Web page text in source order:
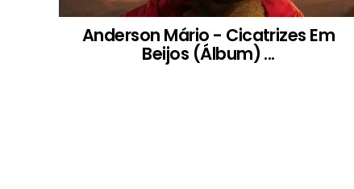
Anderson Mário - Cicatrizes Em
Beijos (Álbum) ...